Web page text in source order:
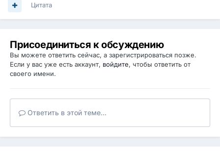
Цитата
Присоединиться к обсуждению
Вы можете ответить сейчас, а зарегистрироваться позже.
Если у вас уже есть аккаунт, войдите, чтобы ответить от
своего имени.
Ответить в этой теме...